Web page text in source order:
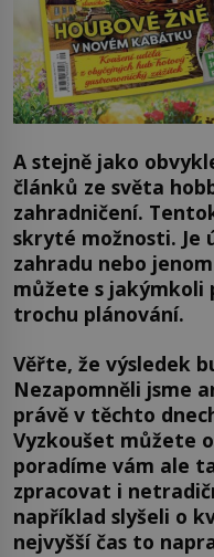
A stejně jako
článků ze světa
zahradničení.
skryté možnosti. Je
zahradu nebo
můžete s jakýmkoli
trochu plánování.
Věřte, že výsledek
Nezapomněli jsme
právě v těchto
Vyzkoušet můžete
poradíme vám ale
zpracovat i
například slyšeli o
nejvyšší čas to